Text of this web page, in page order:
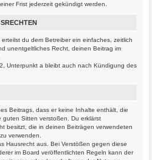
Frist jederzeit gekündigt werden.
du dem Betreiber ein einfaches, zeitlich
unentgeltliches Recht, deinen Beitrag im
Unterpunkt a bleibt auch nach Kündigung des
Beitrags, dass er keine Inhalte enthält, die
Sitten verstoßen. Du erklärst
besitzt, die in deinen Beiträgen verwendeten
verwenden.
Hausrecht aus. Bei Verstößen gegen diese
im Board veröffentlichten Regeln kann der